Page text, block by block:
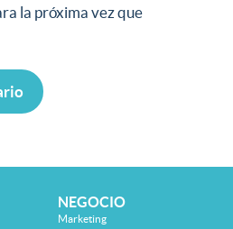
la próxima vez que
NEGOCIO
Marketing